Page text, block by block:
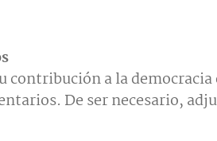
contribución a la
De ser necesario,